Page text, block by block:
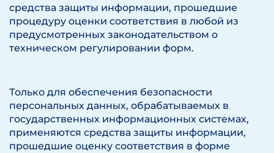
средства защиты информации, прошедшие
процедуру оценки соответствия в любой из
предусмотренных законодательством о
техническом регулировании форм.
Только для обеспечения безопасности
персональных данных, обрабатываемых в
государственных информационных системах,
применяются средства защиты информации,
прошедшие оценку соответствия в форме